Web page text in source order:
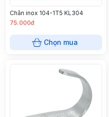
Chân inox 104-1T5 KL304
75.000đ
Chọn mua